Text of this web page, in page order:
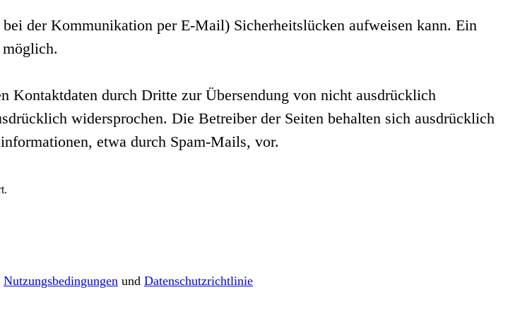
der Kommunikation per E-Mail) Sicherheitslücken aufweisen kann. Ein
durch Dritte zur Übersendung von nicht ausdrücklich
widersprochen. Die Betreiber der Seiten behalten sich ausdrücklich
etwa durch Spam-Mails, vor.
Nutzungsbedingungen und Datenschutzrichtlinie